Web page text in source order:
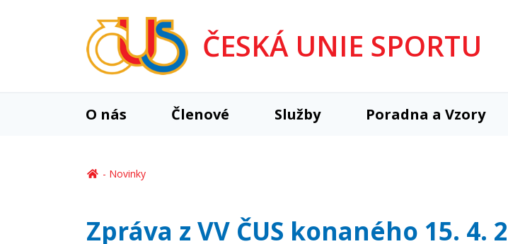
ČESKÁ UNIE SPORTU
O nás Členové Služby Poradna a Vzory
Novinky
Zpráva z VV ČUS konaného 15. 4.